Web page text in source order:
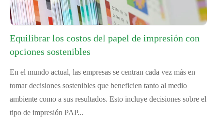
Equilibrar los costos del papel de impresión con
opciones sostenibles
En el mundo actual, las empresas se centran cada vez más en
tomar decisiones sostenibles que beneficien tanto al medio
ambiente como a sus resultados. Esto incluye decisiones sobre el
tipo de impresión PAP...